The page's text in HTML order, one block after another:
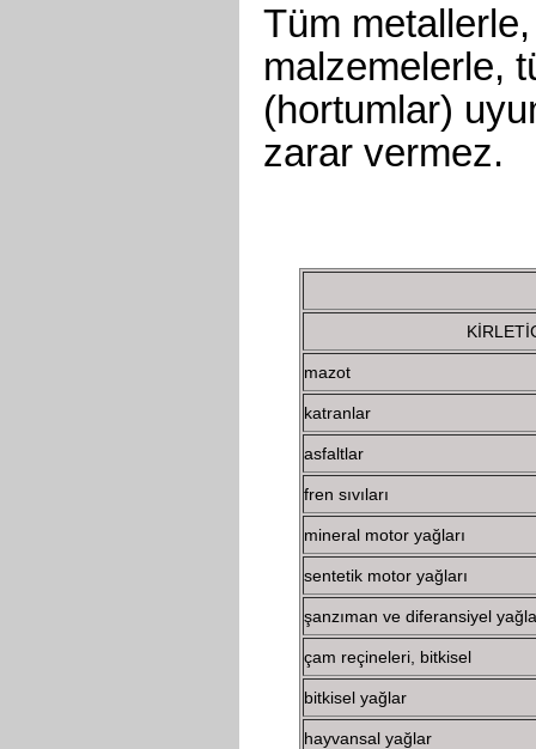
Tüm
malzemelerle,
(hortumlar)
zarar vermez.
mazot
katranlar
asfaltlar
fren sıvıları
mineral motor yağları
sentetik motor yağları
şanzıman ve diferansiyel
çam reçineleri, bitkisel
bitkisel yağlar
hayvansal yağlar